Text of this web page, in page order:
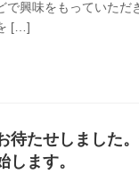
で興味をもっていただ
[…]
待たせしました
します。